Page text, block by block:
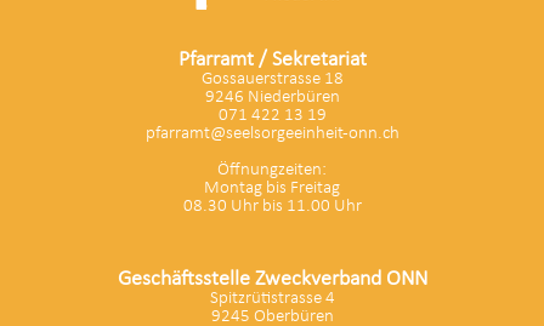
Pfarramt / Sekretariat
Gossauerstrasse 18
9246 Niederbüren
071 422 13 19
pfarramt@seelsorgeeinheit-onn.ch
Öffnungzeiten:
Montag bis Freitag
08.30 Uhr bis 11.00 Uhr
Geschäftsstelle Zweckverband ONN
Spitzrütistrasse 4
9245 Oberbüren